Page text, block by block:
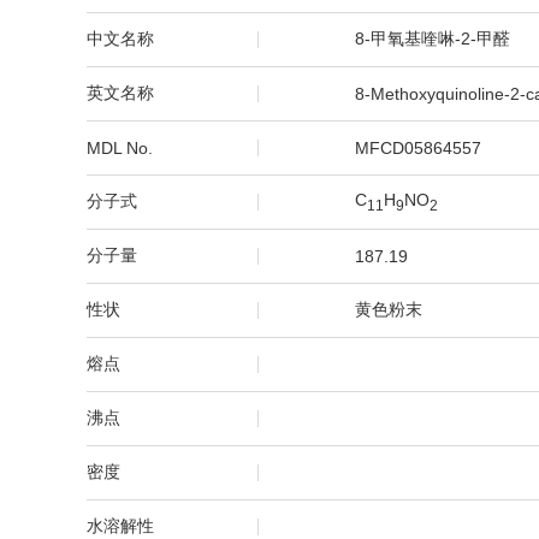
中文名称 8-甲氧基喹啉-2-甲醛
英文名称 8-Methoxyquinoline-2-
MDL No. MFCD05864557
分子式 C1 1 H9NO2
分子量 187.19
性状 黄色粉末
熔点
沸点
密度
水溶解性